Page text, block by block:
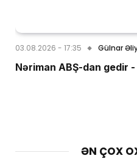
03.08.2026 - 17:35 Gülnar
Nəriman ABŞ-dan gedir -
ƏN ÇOX